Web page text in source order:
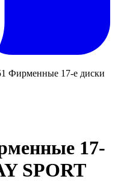
Фирменные 17-е диски
17-
SPORT